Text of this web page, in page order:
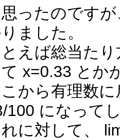
思ったのです
ました。
えば総当た
て x=0.33 とか
から有理数
100 になって
に対して、